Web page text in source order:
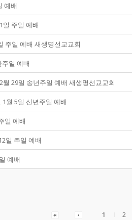
예배
일 주일 예배
주일 예배 새생명선교교회
일 예배
29일 송년주일 예배 새생명선교교회
월 5일 신년주일 예배
일 예배
일 주일 예배
예배
1 2